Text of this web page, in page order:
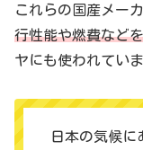
これらの国産メーカ
行性能や燃費など
ヤにも使われてい
日本の気候に